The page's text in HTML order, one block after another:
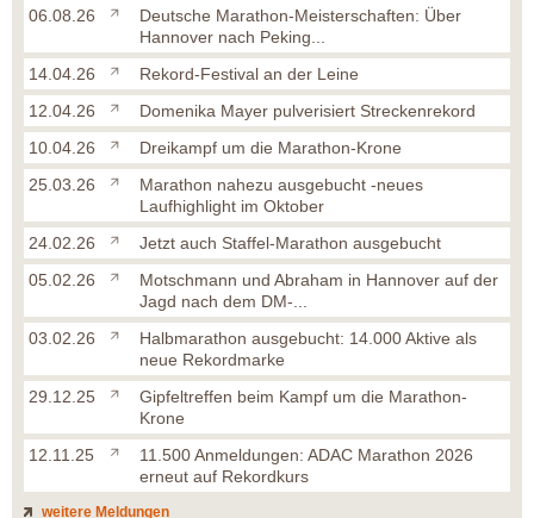
06.08.26
Deutsche Marathon-Meisterschaften: Über
Hannover nach Peking...
14.04.26
Rekord-Festival an der Leine
12.04.26
Domenika Mayer pulverisiert Streckenrekord
10.04.26
Dreikampf um die Marathon-Krone
25.03.26
Marathon nahezu ausgebucht -neues
Laufhighlight im Oktober
24.02.26
Jetzt auch Staffel-Marathon ausgebucht
05.02.26
Motschmann und Abraham in Hannover auf der
Jagd nach dem DM-...
03.02.26
Halbmarathon ausgebucht: 14.000 Aktive als
neue Rekordmarke
29.12.25
Gipfeltreffen beim Kampf um die Marathon-
Krone
12.11.25
11.500 Anmeldungen: ADAC Marathon 2026
erneut auf Rekordkurs
weitere Meldungen